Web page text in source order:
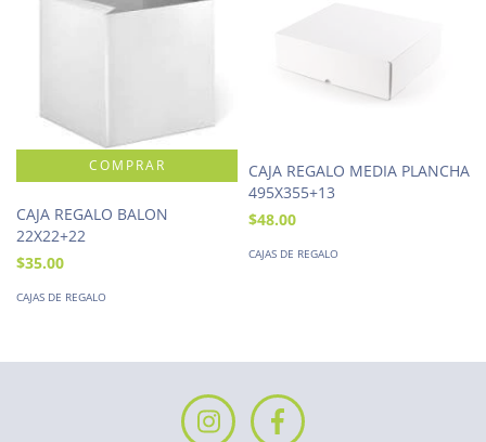
CAJA REGALO BALON
22X22+22
$35.00
CAJAS DE REGALO
CAJA REGALO MEDIA PLANCHA
495X355+13
$48.00
CAJAS DE REGALO